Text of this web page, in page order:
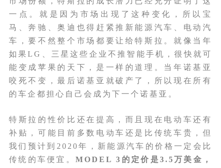
一点。就是因为市场出现了这种变化，所以宝
马、奔驰、奥迪也得赶紧推新能源汽车、电动汽
车，要不然整个市场都要让给特斯拉。就像当年
如果LG、三星这些企业不推智能手机，很快就可
能变成苹果的天下，是一样的道理。当年诺基亚
咬死不变，最后诺基亚就破产了，所以现在所有
的车企都担心自己会成为下一个诺基亚。
特斯拉的性价比还在提高，而且现在电动车还有
补贴，可能目前多数电动车还是比传统车贵，但
我们预计到2020年，新能源汽车的价格一定会比
传统的车便宜。MODEL 3的定价是3.5万美金，